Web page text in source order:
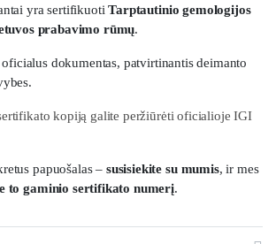
yra sertifikuotiTarptautinio gemologijos
prabavimo rūmų.
dokumentas, patvirtinantis deimanto
kopiją galite peržiūrėti oficialioje IGI
papuošalas – susisiekite su mumis, ir mes
to gaminio sertifikato numerį.